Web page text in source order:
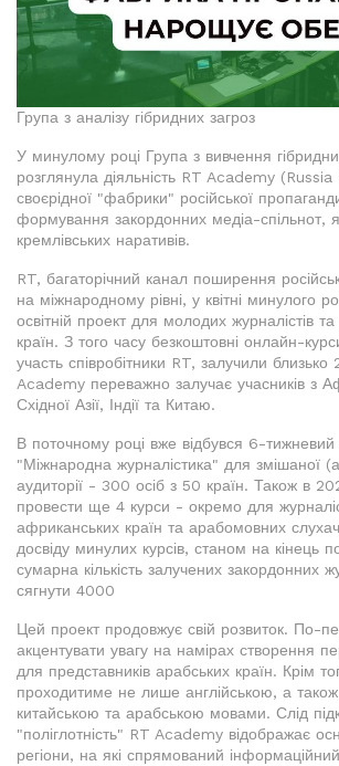
Група з аналізу гібридних загроз
У минулому році Група з вивчення
розглянула діяльність RT Academy
своєрідної "фабрики" російської
формування закордонних медіа-спільнот,
кремлівських наративів.
RT, багаторічний канал поширення
на міжнародному рівні, у квітні минулого
освітній проект для молодих журналістів та
країн. З того часу безкоштовні онлайн-
участь співробітники RT, залучили
Academy переважно залучає учасників з
Східної Азії, Індії та Китаю.
В поточному році вже відбувся 6-
"Міжнародна журналістика" для змішаної
аудиторії - 300 осіб з 50 країн. Також в
провести ще 4 курси - окремо для
африканських країн та арабомовних
досвіду минулих курсів, станом на кінець
сумарна кількість залучених закордонних
сягнути 4000
Цей проект продовжує свій розвиток. По-
акцентувати увагу на намірах створення
для представників арабських країн. Крім
проходитиме не лише англійською, а
китайською та арабською мовами. Слід
"поліглотність" RT Academy відображає
регіони, на які спрямований